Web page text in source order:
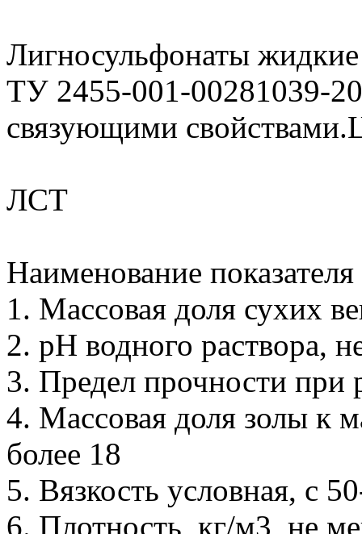
Лигносульфонаты
ТУ 2455-001-00281039-
связующими
ЛСТ
Наименование показателя
1. Массовая доля сухих
2. рН водного раствора,
3. Предел прочности при
4. Массовая доля золы к
более 18
5. Вязкость условная, с
6. Плотность, кг/м3, не